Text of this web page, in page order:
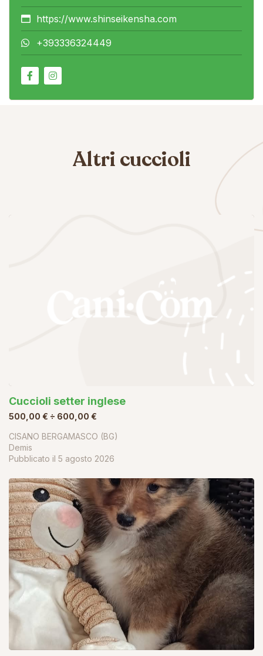
https://www.shinseikensha.com
+393336324449
Altri cuccioli
Cuccioli setter inglese
500,00 € ÷ 600,00 €
CISANO BERGAMASCO (BG)
Demis
Pubblicato il 5 agosto 2026